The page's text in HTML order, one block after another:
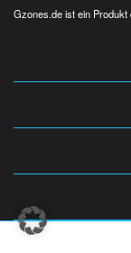
Gzones.de ist ein